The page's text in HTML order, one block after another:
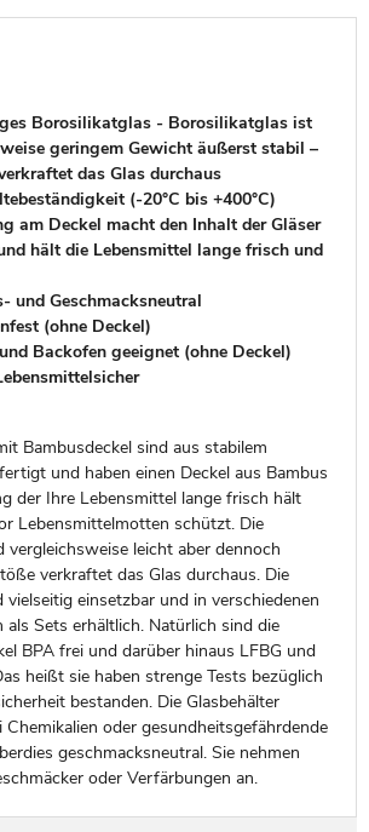
Borosilikatglas - Borosilikatglas ist
geringem Gewicht äußerst stabil –
das Glas durchaus
(-20°C bis +400°C)
am Deckel macht den Inhalt der Gläser
hält die Lebensmittel lange frisch und
und Geschmacksneutral
(ohne Deckel)
Backofen geeignet (ohne Deckel)
Bambusdeckel sind aus stabilem
und haben einen Deckel aus Bambus
der Ihre Lebensmittel lange frisch hält
Lebensmittelmotten schützt. Die
vergleichsweise leicht aber dennoch
verkraftet das Glas durchaus. Die
vielseitig einsetzbar und in verschiedenen
als Sets erhältlich. Natürlich sind die
BPA frei und darüber hinaus LFBG und
heißt sie haben strenge Tests bezüglich
bestanden. Die Glasbehälter
Chemikalien oder gesundheitsgefährdende
geschmacksneutral. Sie nehmen
oder Verfärbungen an.